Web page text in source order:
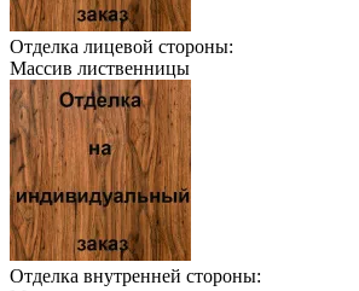
Отделка лицевой стороны:
Массив лиственницы
Отделка внутренней стороны: